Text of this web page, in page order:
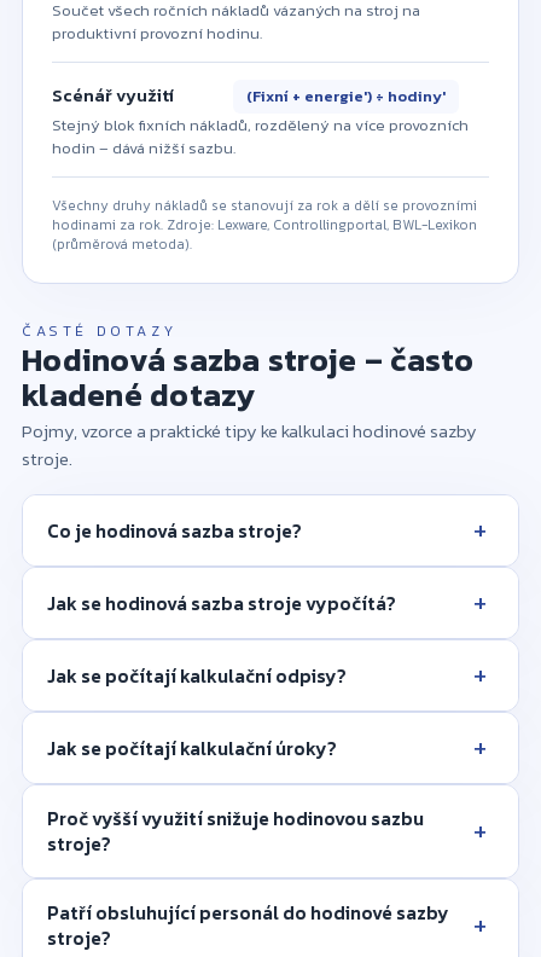
Součet všech ročních nákladů vázaných na stroj na
produktivní provozní hodinu.
Scénář využití
(Fixní + energie′) ÷ hodiny′
Stejný blok fixních nákladů, rozdělený na více provozních
hodin – dává nižší sazbu.
Všechny druhy nákladů se stanovují za rok a dělí se provozními
hodinami za rok. Zdroje: Lexware, Controllingportal, BWL-Lexikon
(průměrová metoda).
ČASTÉ DOTAZY
Hodinová sazba stroje – často
kladené dotazy
Pojmy, vzorce a praktické tipy ke kalkulaci hodinové sazby
stroje.
Co je hodinová sazba stroje? +
Jak se hodinová sazba stroje vypočítá? +
Jak se počítají kalkulační odpisy? +
Jak se počítají kalkulační úroky? +
Proč vyšší využití snižuje hodinovou sazbu
stroje?
+
Patří obsluhující personál do hodinové sazby
stroje?
+